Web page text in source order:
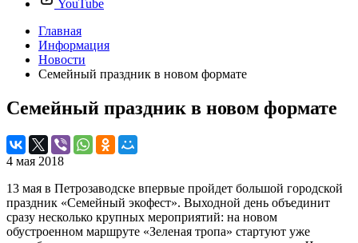
YouTube
Главная
Информация
Новости
Семейный праздник в новом формате
Семейный праздник в новом формате
4 мая 2018
13 мая в Петрозаводске впервые пройдет большой городской
праздник «Семейный экофест». Выходной день объединит
сразу несколько крупных мероприятий: на новом
обустроенном маршруте «Зеленая тропа» стартуют уже